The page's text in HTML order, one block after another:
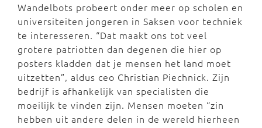
Wandelbots probeert onder meer op scholen en
universiteiten jongeren in Saksen voor techniek
te interesseren. “Dat maakt ons tot veel
grotere patriotten dan degenen die hier op
posters kladden dat je mensen het land moet
uitzetten”, aldus ceo Christian Piechnick. Zijn
bedrijf is afhankelijk van specialisten die
moeilijk te vinden zijn. Mensen moeten “zin
hebben uit andere delen in de wereld hierheen